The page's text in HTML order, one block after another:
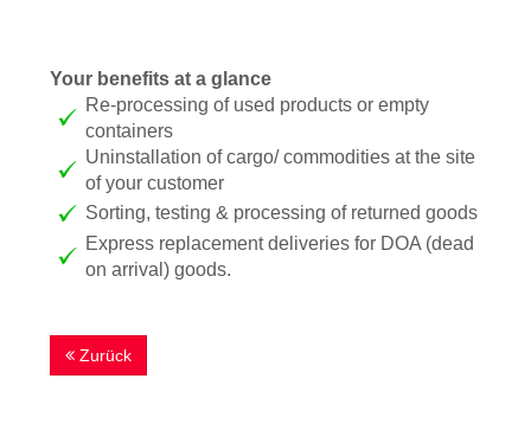
Your benefits at a glance
Re-processing of used products or empty
containers
Uninstallation of cargo/ commodities at the site
of your customer
Sorting, testing & processing of returned goods
Express replacement deliveries for DOA (dead
on arrival) goods.
Zurück